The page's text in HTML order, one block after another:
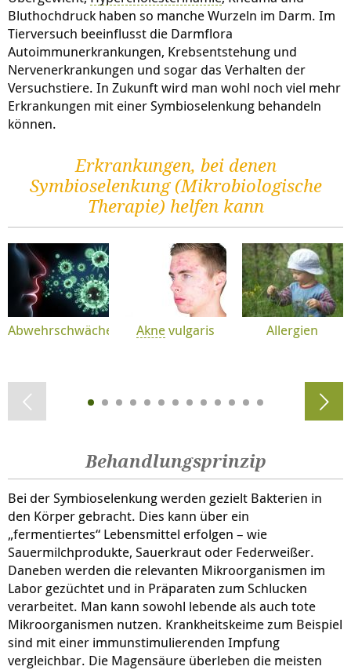
Bluthochdruck haben so manche Wurzeln im Darm. Im
Tierversuch beeinflusst die Darmflora
Autoimmunerkrankungen, Krebsentstehung und
Nervenerkrankungen und sogar das Verhalten der
Versuchstiere. In Zukunft wird man wohl noch viel mehr
Erkrankungen mit einer Symbioselenkung behandeln
können.
Erkrankungen, bei denen
Symbioselenkung (Mikrobiologische
Therapie) helfen kann
Abwehrschwäche Aknevulgaris Allergien
Behandlungsprinzip
Bei der Symbioselenkung werden gezielt Bakterien in
den Körper gebracht. Dies kann über ein
„fermentiertes“ Lebensmittel erfolgen – wie
Sauermilchprodukte, Sauerkraut oder Federweißer.
Daneben werden die relevanten Mikroorganismen im
Labor gezüchtet und in Präparaten zum Schlucken
verarbeitet. Man kann sowohl lebende als auch tote
Mikroorganismen nutzen. Krankheitskeime zum Beispiel
sind mit einer immunstimulierenden Impfung
vergleichbar. Die Magensäure überleben die meisten